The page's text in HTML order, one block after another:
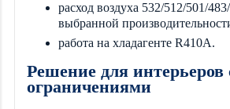
расход воздуха 532/512/501/
выбранной
работа на хладагенте R410A.
Решение для интерьеров
ограничениями